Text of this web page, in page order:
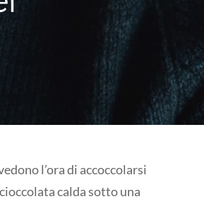
l’ora di accoccolarsi
calda sotto una